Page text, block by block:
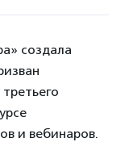
создала
и вебинаров.